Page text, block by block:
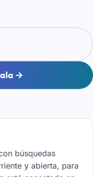
→
búsquedas
y abierta, para